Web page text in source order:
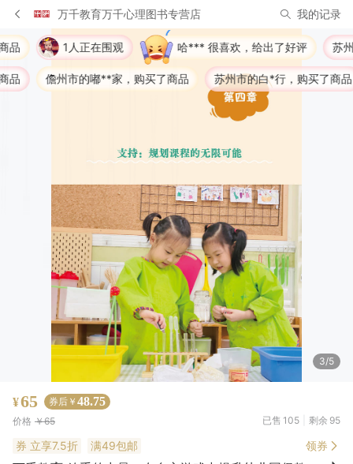
万千教育万千心理图书专营店 我的记录
围观
**家，购买了商品
哈*** 很喜欢，给出了好评
苏州市的白*行，购买了商品
苏州市的S**1，购买
绵阳市
4/5
¥65 券后￥ 48.75
价格 ￥65 已售 105 剩余 95
券 立享7.5折 满49包邮 领券